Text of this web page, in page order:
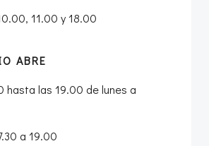
11.00 y 18.00
ABRE
hasta las 19.00 de lunes a
a 19.00